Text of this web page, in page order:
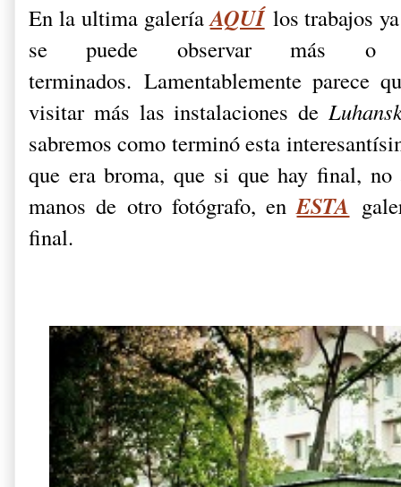
En la ultima galeríaAQUÍ los trabajos
se puede observar más o
terminados. Lamentablemente parece
visitar más las instalaciones de
sabremos como terminó esta
que era broma, que si que hay final,
manos de otro fotógrafo, enESTA
final.